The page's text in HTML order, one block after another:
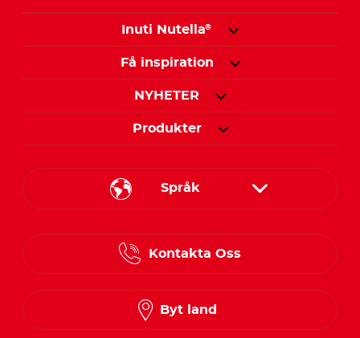
Inuti Nutella®
Få inspiration
NYHETER
Produkter
Språk
Danish
Norwegian
Kontakta Oss
Byt land